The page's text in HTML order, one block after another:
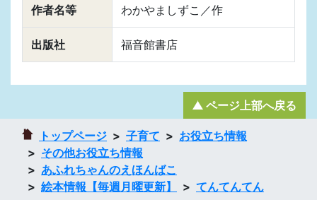
作者名等 わかやましずこ／作
出版社 福音館書店
トップページ 子育て
お役立ち情報
その他お役立ち情報
あふれちゃんのえほんばこ
絵本情報【毎週月曜更新】
てんてんてん
ページ上部へ戻る